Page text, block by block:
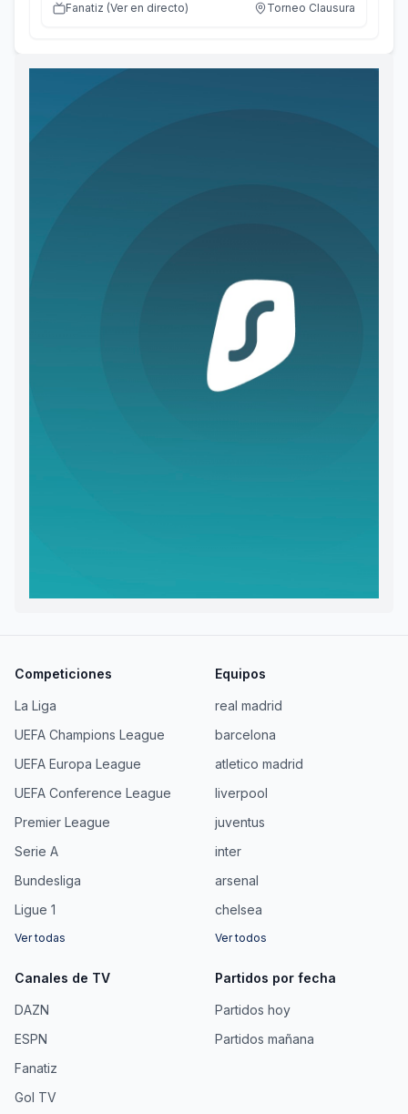
Fanatiz (Ver en directo) Torneo Clausura
Competiciones
La Liga
UEFA Champions League
UEFA Europa League
UEFA Conference League
Premier League
Serie A
Bundesliga
Ligue 1
Ver todas
Equipos
real madrid
barcelona
atletico madrid
liverpool
juventus
inter
arsenal
chelsea
Ver todos
Canales de TV
DAZN
ESPN
Fanatiz
Gol TV
Partidos por fecha
Partidos hoy
Partidos mañana